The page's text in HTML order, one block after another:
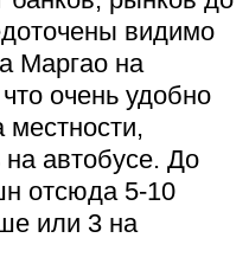
видимо
Маргао на
очень удобно
местности,
автобусе. До
отсюда 5-10
или 3 на